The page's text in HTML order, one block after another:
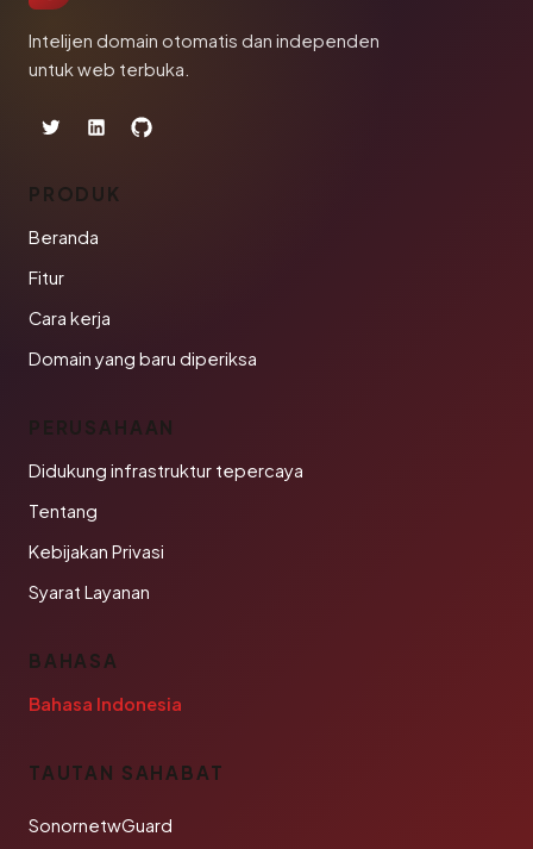
Intelijen domain otomatis dan independen
untuk web terbuka.
PRODUK
Beranda
Fitur
Cara kerja
Domain yang baru diperiksa
PERUSAHAAN
Didukung infrastruktur tepercaya
Tentang
Kebijakan Privasi
Syarat Layanan
BAHASA
Bahasa Indonesia
TAUTAN SAHABAT
SonornetwGuard